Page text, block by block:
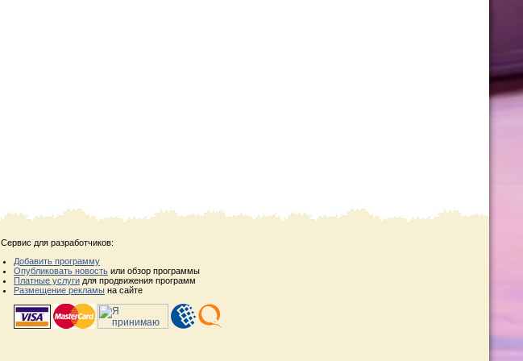
Сервис для разработчиков:
Добавить программу
Опубликовать новость или обзор программы
Платные услуги для продвижения программ
Размещение рекламы на сайте